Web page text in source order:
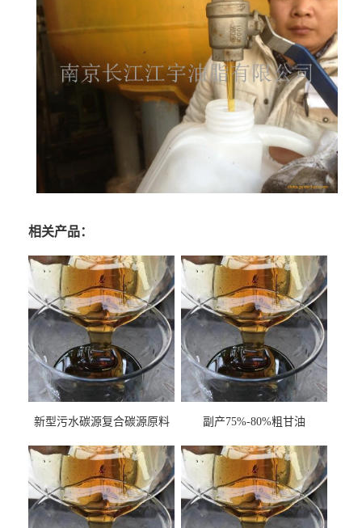
相关产品：
新型污水碳源复合碳源原料
副产75%-80%粗甘油